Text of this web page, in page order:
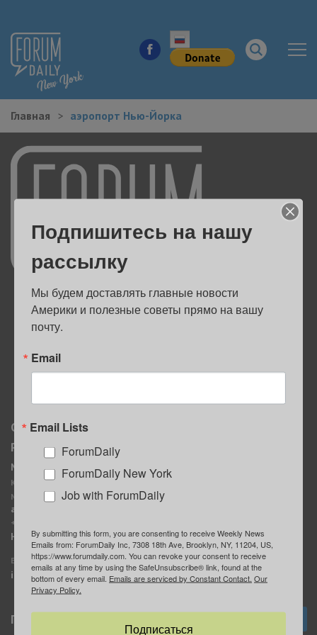
НОВОСТИ ГОРОДА
КУДА ПОЙТИ В ГОРОДЕ
ЗДОРОВЬЕ
РАБОТА И БИЗНЕС
ЖИЛЬЕ
ОБРАЗОВАНИЕ
Главная аэропорт Нью-Йорка
О нас
Реклама
MediaKit
Контактное лицо:
Марина Баранчук
ad@forumdaily.com
+1 347-604-1261
Наши рекламодатели
E-mail редакции:
info@forumdaily.com
Группа “ИЩУ СОВЕТА”
ForumDaily
Подписка
Подпишитесь на нашу
рассылку
Мы будем доставлять главные новости
Америки и полезные советы прямо на вашу
почту.
Email
Email Lists
ForumDaily
ForumDaily New York
Job with ForumDaily
By submitting this form, you are consenting to receive Weekly News
Emails from: ForumDaily Inc, 7308 18th Ave, Brooklyn, NY, 11204, US,
https://www.forumdaily.com. You can revoke your consent to receive
emails at any time by using the SafeUnsubscribe® link, found at the
bottom of every email. Emails are serviced by Constant Contact. Our
Privacy Policy.
Подписаться